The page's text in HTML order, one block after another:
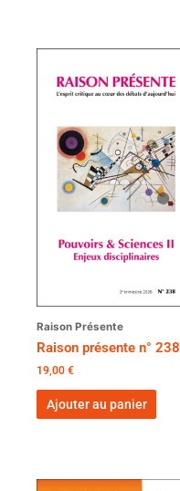
Raison Présente
Raison présente n° 238
19,00 €
Ajouter au panier